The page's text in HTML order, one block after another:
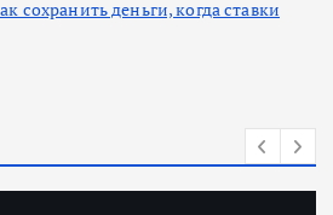
сохранить деньги, когда ставки